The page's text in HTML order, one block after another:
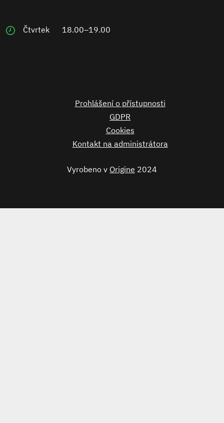
Čtvrtek 18.00–19.00
Prohlášení o přístupnosti
GDPR
Cookies
Kontakt na administrátora
Vyrobeno v Origine 2024